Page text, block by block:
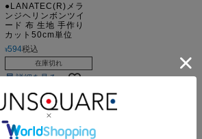
●LANATEC(R)メラ
ンジヘリンボンツイ
ード 布 生地 手作り
カット50cm単位
¥594税込
在庫切れ
詳細を見る